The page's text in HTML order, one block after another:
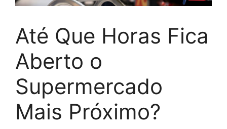
Até Que Horas Fica
Aberto o
Supermercado
Mais Próximo?